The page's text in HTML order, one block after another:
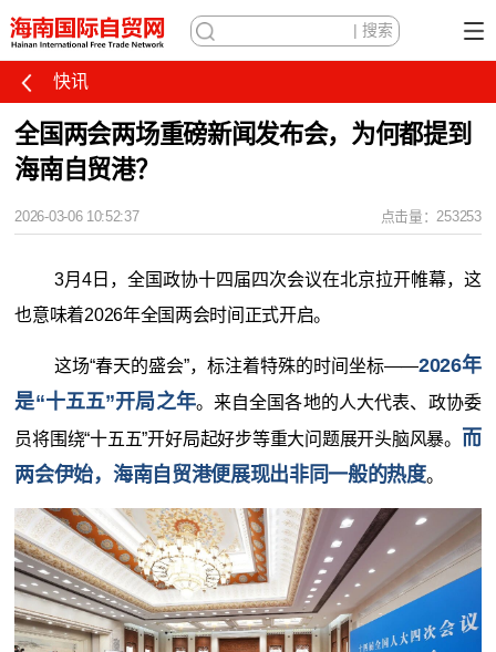
快讯
全国两会两场重磅新闻发布会，为何都提到
海南自贸港？
2026-03-06 10:52:37 点击量：253253
3月4日，全国政协十四届四次会议在北京拉开帷幕，这
也意味着2026年全国两会时间正式开启。
这场“春天的盛会”，标注着特殊的时间坐标——2026年
是“十五五”开局之年。来自全国各地的人大代表、政协委
员将围绕“十五五”开好局起好步等重大问题展开头脑风暴。 而
两会伊始，海南自贸港便展现出非同一般的热度。